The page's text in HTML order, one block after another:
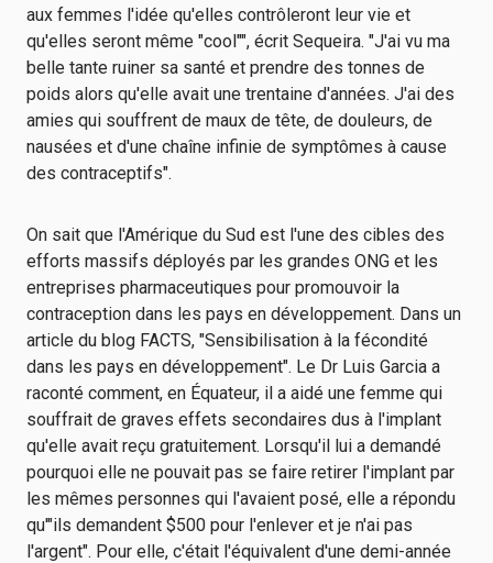
aux femmes l'idée qu'elles contrôleront leur vie et
qu'elles seront même "cool"", écrit Sequeira. "J'ai vu ma
belle tante ruiner sa santé et prendre des tonnes de
poids alors qu'elle avait une trentaine d'années. J'ai des
amies qui souffrent de maux de tête, de douleurs, de
nausées et d'une chaîne infinie de symptômes à cause
des contraceptifs".
On sait que l'Amérique du Sud est l'une des cibles des
efforts massifs déployés par les grandes ONG et les
entreprises pharmaceutiques pour promouvoir la
contraception dans les pays en développement. Dans un
article du blog FACTS, "Sensibilisation à la fécondité
dans les pays en développement". Le Dr Luis Garcia a
raconté comment, en Équateur, il a aidé une femme qui
souffrait de graves effets secondaires dus à l'implant
qu'elle avait reçu gratuitement. Lorsqu'il lui a demandé
pourquoi elle ne pouvait pas se faire retirer l'implant par
les mêmes personnes qui l'avaient posé, elle a répondu
qu'"ils demandent $500 pour l'enlever et je n'ai pas
l'argent". Pour elle, c'était l'équivalent d'une demi-année